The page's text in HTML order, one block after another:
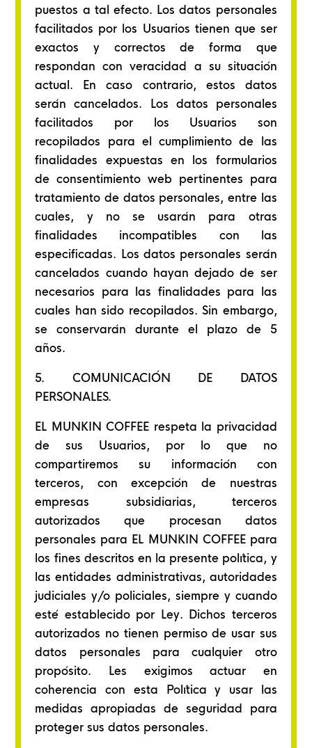
puestos a tal efecto. Los datos personales
facilitados por los Usuarios tienen que ser
exactos y correctos de forma que
respondan con veracidad a su situación
actual. En caso contrario, estos datos
serán cancelados. Los datos personales
facilitados por los Usuarios son
recopilados para el cumplimiento de las
finalidades expuestas en los formularios
de consentimiento web pertinentes para
tratamiento de datos personales, entre las
cuales, y no se usarán para otras
finalidades incompatibles con las
especificadas. Los datos personales serán
cancelados cuando hayan dejado de ser
necesarios para las finalidades para las
cuales han sido recopilados. Sin embargo,
se conservarán durante el plazo de 5
años.
5. COMUNICACIÓN DE DATOS
PERSONALES.
EL MUNKIN COFFEE respeta la privacidad
de sus Usuarios, por lo que no
compartiremos su información con
terceros, con excepción de nuestras
empresas subsidiarias, terceros
autorizados que procesan datos
personales para EL MUNKIN COFFEE para
los fines descritos en la presente política, y
las entidades administrativas, autoridades
judiciales y/o policiales, siempre y cuando
esté establecido por Ley. Dichos terceros
autorizados no tienen permiso de usar sus
datos personales para cualquier otro
propósito. Les exigimos actuar en
coherencia con esta Política y usar las
medidas apropiadas de seguridad para
proteger sus datos personales.